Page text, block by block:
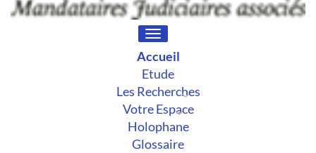
Toggle
navigation
Accueil
Etude
Les Recherches
Votre Espace
Holophane
Glossaire